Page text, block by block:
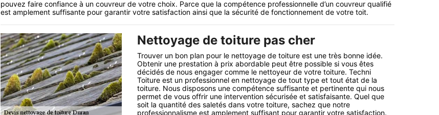
pouvez faire confiance à un couvreur de votre choix. Parce que la compétence professionnelle d’un couvreur qualifié
est amplement suffisante pour garantir votre satisfaction ainsi que la sécurité de fonctionnement de votre toit.
Nettoyage de toiture pas cher
Trouver un bon plan pour le nettoyage de toiture est une très bonne idée.
Obtenir une prestation à prix abordable peut être possible si vous êtes
décidés de nous engager comme le nettoyeur de votre toiture. Techni
Toiture est un professionnel en nettoyage de tout type et tout état de la
toiture. Nous disposons une compétence suffisante et pertinente qui nous
permet de vous offrir une intervention sécurisée et satisfaisante. Quel que
soit la quantité des saletés dans votre toiture, sachez que notre
professionnalisme est amplement suffisant pour garantir votre satisfaction.